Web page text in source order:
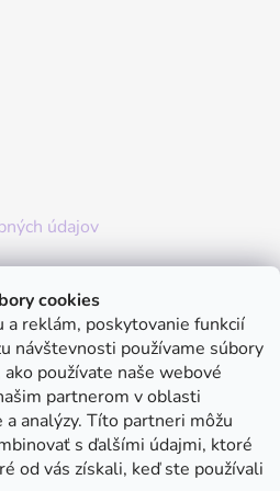
cookies
a reklám, poskytovanie funkcií
návštevnosti používame súbory
používate naše webové
partnerom v oblasti
analýzy. Títo partneri môžu
s ďalšími údajmi, ktoré
od vás získali, keď ste používali
údajov